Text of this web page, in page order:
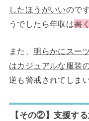
したほうがいいので
うでしたら年収は書
また、 明らかにスー
はカジュアルな服装
逆も警戒されてしま
【その②】支援す